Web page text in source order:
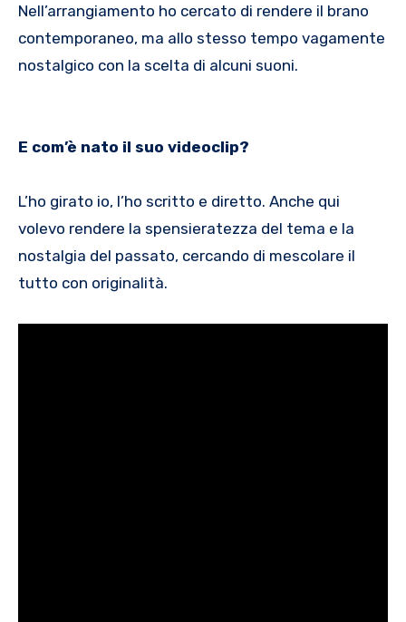
Nell’arrangiamento ho cercato di rendere il brano
contemporaneo, ma allo stesso tempo vagamente
nostalgico con la scelta di alcuni suoni.
E com’è nato il suo videoclip?
L’ho girato io, l’ho scritto e diretto. Anche qui
volevo rendere la spensieratezza del tema e la
nostalgia del passato, cercando di mescolare il
tutto con originalità.